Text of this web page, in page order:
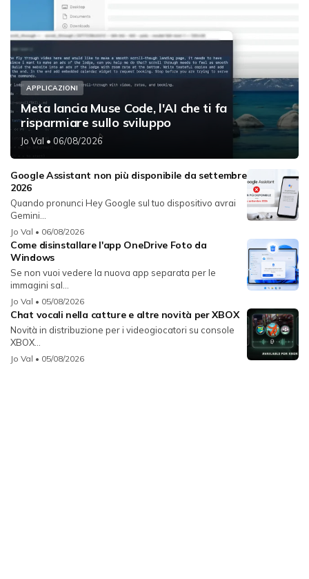
APPLICAZIONI
Meta lancia Muse Code, l'AI che ti fa
risparmiare sullo sviluppo
Jo Val • 06/08/2026
Google Assistant non più disponibile da settembre
2026
Quando pronunci Hey Google sul tuo dispositivo avrai
Gemini...
Jo Val • 06/08/2026
Come disinstallare l'app OneDrive Foto da
Windows
Se non vuoi vedere la nuova app separata per le
immagini sal...
Jo Val • 05/08/2026
Chat vocali nella catture e altre novità per XBOX
Novità in distribuzione per i videogiocatori su console
XBOX...
Jo Val • 05/08/2026